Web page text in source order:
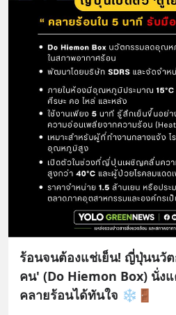
ร้อนจนต้องแช่เย็น! ญี่ปุ่นนวั
คน' (Do Hiemon Box) นั่ง
คลายร้อนได้ทันใจ ❄️🚪